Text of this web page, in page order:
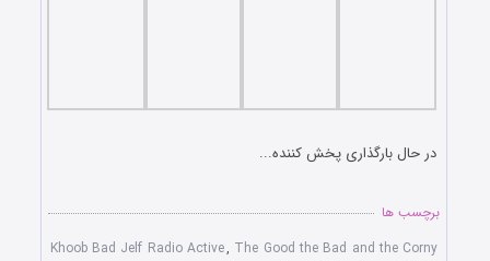
در حال بارگذاری پخش کننده...
برچسب ها
Khoob Bad Jelf Radio Active, The Good the Bad and the Corny